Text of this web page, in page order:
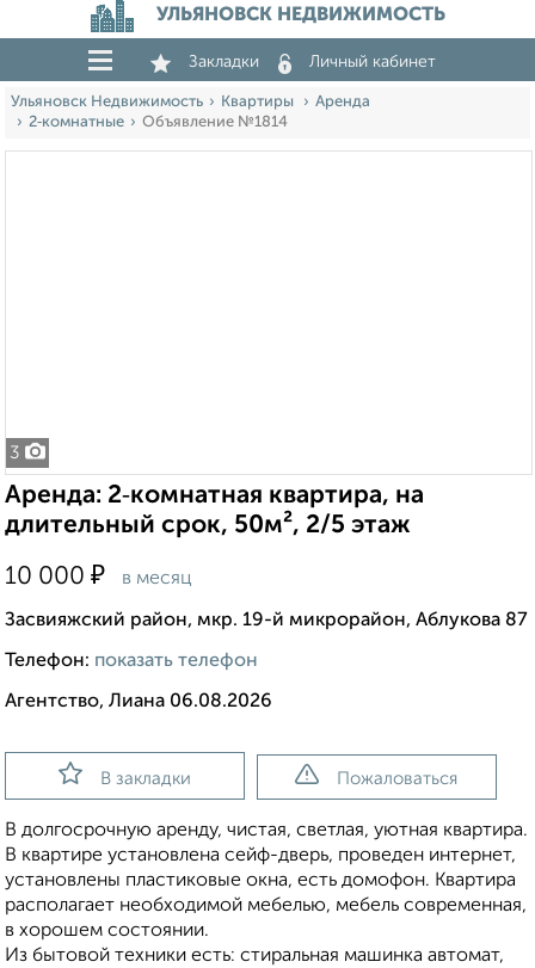
УЛЬЯНОВСК НЕДВИЖИМОСТЬ
Закладки Личный кабинет
Ульяновск Недвижимость Квартиры
Аренда
2‑комнатные
Объявление №1814
3
Аренда: 2‑комнатная квартира, на
длительный срок, 50м², 2/5 этаж
10 000 ₽ в месяц
Засвияжский район, мкр. 19-й микрорайон, Аблукова 87
Телефон: показать телефон
Агентство, Лиана 06.08.2026
В закладки Пожаловаться
В долгосрочную аренду, чистая, светлая, уютная квартира.
В квартире установлена сейф-дверь, проведен интернет,
установлены пластиковые окна, есть домофон. Квартира
располагает необходимой мебелью, мебель современная,
в хорошем состоянии.
Из бытовой техники есть: стиральная машинка автомат,